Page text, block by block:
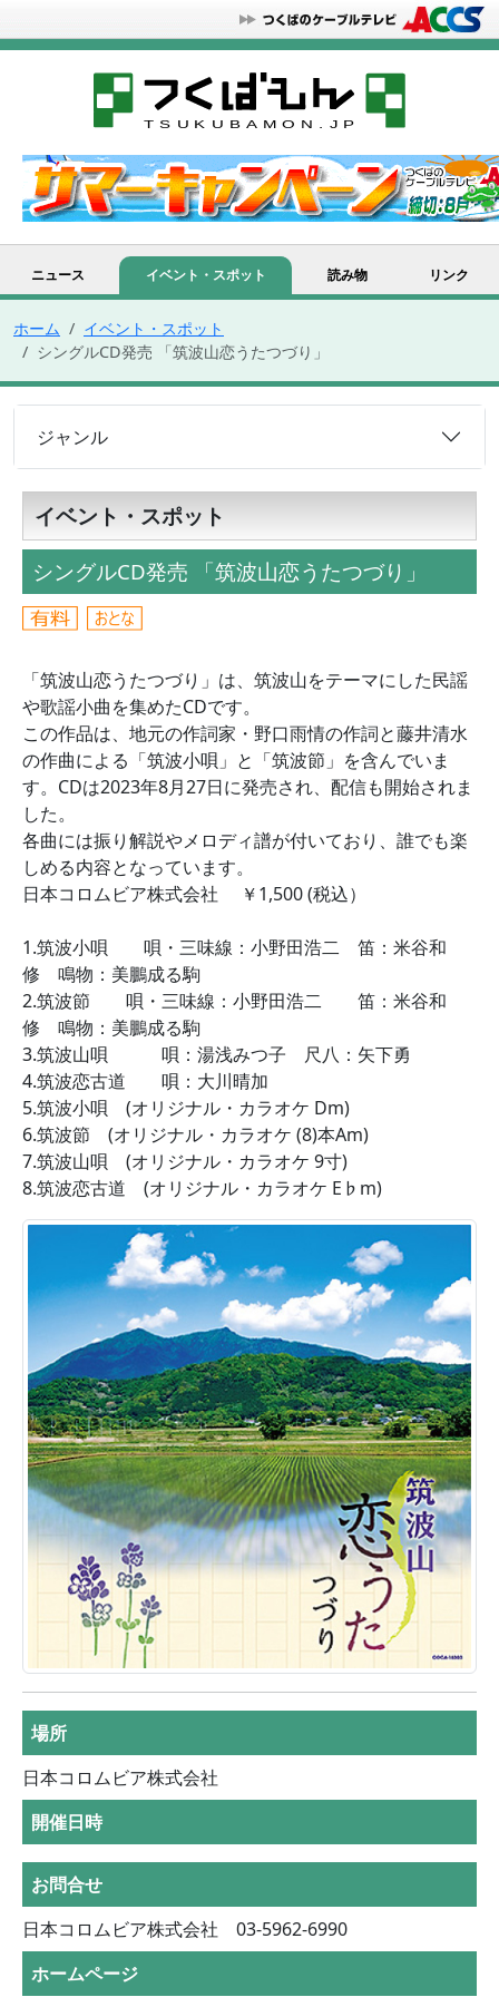
ニュース イベント・スポット 読み物 リンク
ホーム
イベント・スポット
シングルCD発売 「筑波山恋うたつづり」
ジャンル
イベント・スポット
シングルCD発売 「筑波山恋うたつづり」
「筑波山恋うたつづり」は、筑波山をテーマにした民謡
や歌謡小曲を集めたCDです。
この作品は、地元の作詞家・野口雨情の作詞と藤井清水
の作曲による「筑波小唄」と「筑波節」を含んでいま
す。CDは2023年8月27日に発売され、配信も開始されま
した。
各曲には振り解説やメロディ譜が付いており、誰でも楽
しめる内容となっています。
日本コロムビア株式会社 ￥1,500 (税込）
1.筑波小唄 唄・三味線：小野田浩二 笛：米谷和
修 鳴物：美鵬成る駒
2.筑波節 唄・三味線：小野田浩二 笛：米谷和
修 鳴物：美鵬成る駒
3.筑波山唄 唄：湯浅みつ子 尺八：矢下勇
4.筑波恋古道 唄：大川晴加
5.筑波小唄 (オリジナル・カラオケ Dm)
6.筑波節 (オリジナル・カラオケ (8)本Am)
7.筑波山唄 (オリジナル・カラオケ 9寸)
8.筑波恋古道 (オリジナル・カラオケ E♭m)
場所
日本コロムビア株式会社
開催日時
お問合せ
日本コロムビア株式会社 03-5962-6990
ホームページ